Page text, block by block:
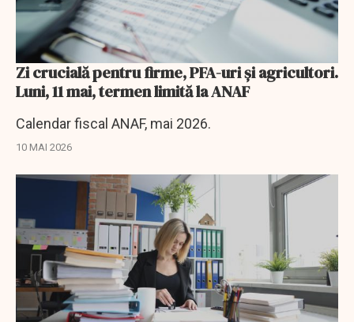
Zi crucială pentru firme, PFA-uri și agricultori.
Luni, 11 mai, termen limită la ANAF
Calendar fiscal ANAF, mai 2026.
10 MAI 2026